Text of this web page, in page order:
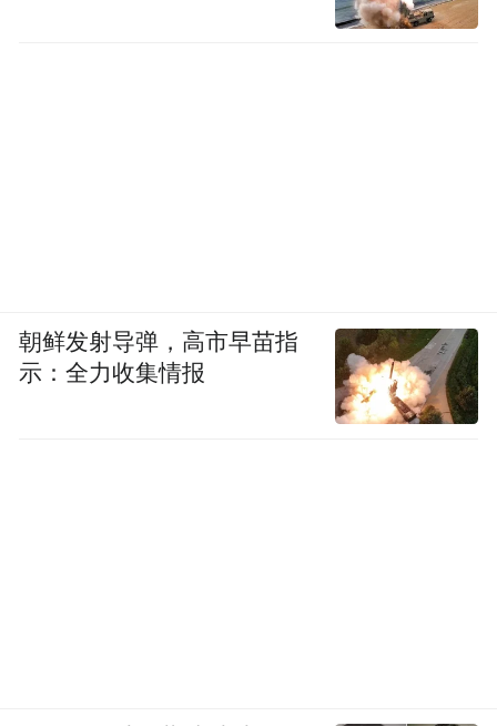
朝鲜发射导弹，高市早苗指
示：全力收集情报